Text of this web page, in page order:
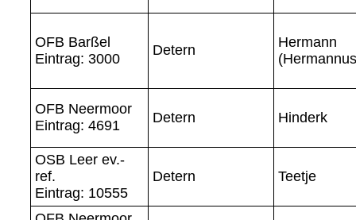
OFB Barßel
Eintrag: 3000
Detern
Hermann
OFB Neermoor
Eintrag: 4691
Detern Hinderk
OSB Leer ev.-
ref.
Eintrag: 10555
Detern Teetje